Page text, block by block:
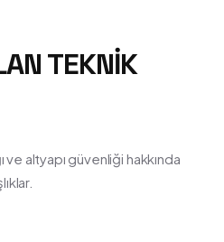
TEKNIK
ve altyapı güvenliği hakkında